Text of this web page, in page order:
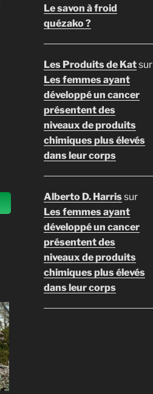
Le savon à froid
quézako ?
Les Produits de Katsur
Les femmes ayant
développé un cancer
présentent des
niveaux de produits
chimiques plus élevés
dans leur corps
Alberto D. Harrissur
Les femmes ayant
développé un cancer
présentent des
niveaux de produits
chimiques plus élevés
dans leur corps